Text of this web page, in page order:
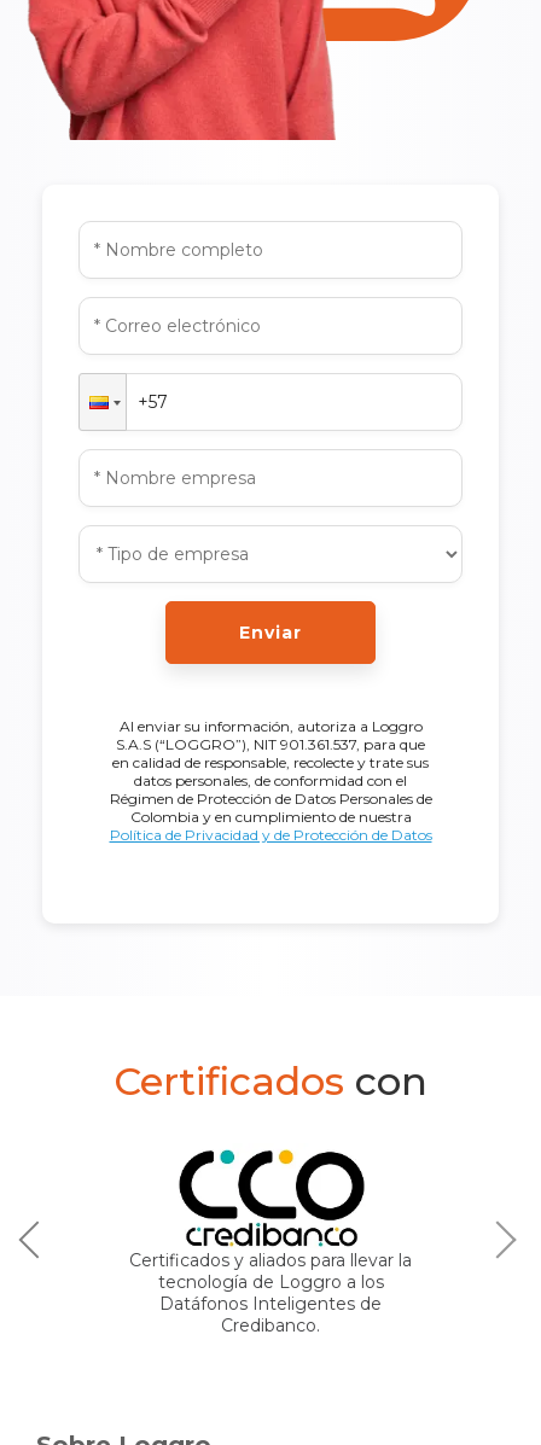
Enviar
Al enviar su información, autoriza a Loggro
S.A.S (“LOGGRO”), NIT 901.361.537, para que
en calidad de responsable, recolecte y trate sus
datos personales, de conformidad con el
Régimen de Protección de Datos Personales de
Colombia y en cumplimiento de nuestra
Política de Privacidad y de Protección de Datos
Certificados con
Certificados y aliados para llevar la
tecnología de Loggro a los
Datáfonos Inteligentes de
Credibanco.